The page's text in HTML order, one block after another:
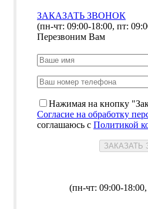
ЗАКАЗАТЬ ЗВОНОК
(пн-чт: 09:00-18:00, пт:
Перезвоним Вам
Нажимая на кнопку
Согласие на обработку
соглашаюсь с Политикой
(пн-чт: 09:00-